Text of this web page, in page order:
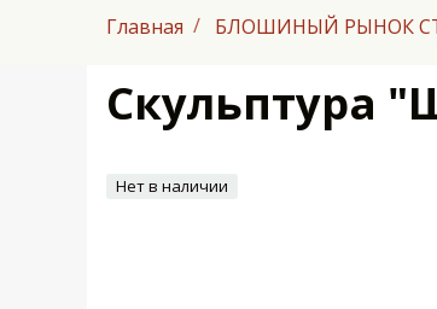
Главная БЛОШИНЫЙ РЫНОК
Скульптура
Нет в наличии